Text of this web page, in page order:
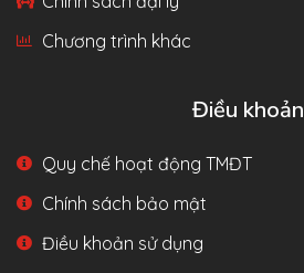
Chương trình khác
Điều khoản
Quy chế hoạt động TMĐT
Chính sách bảo mật
Điều khoản sử dụng